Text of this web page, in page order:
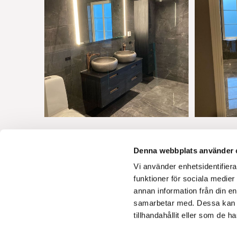
Denna webbplats använder
Vi använder
funktioner för sociala
annan information från din
samarbetar med. Dessa
tillhandahållit eller som de
ABK Tekniska AB
070-562 11 71
anders@abktekniska.se
Plankgatan 7